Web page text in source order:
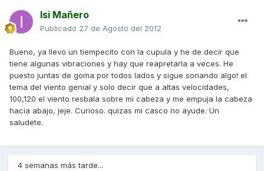
Isi Mañero
Publicado 27 de Agosto del 2012
Bueno, ya llevo un tiempecito con la cupula y he de decir que
tiene algunas vibraciones y hay que reapretarla a veces. He
puesto juntas de goma por todos lados y sigue sonando algo! el
tema del viento genial y solo decir que a altas velocidades,
100,120 el viento resbala sobre mi cabeza y me empuja la cabeza
hacia abajo, jeje. Curioso. quizas mi casco no ayude. Un
saludete.
4 semanas más tarde...